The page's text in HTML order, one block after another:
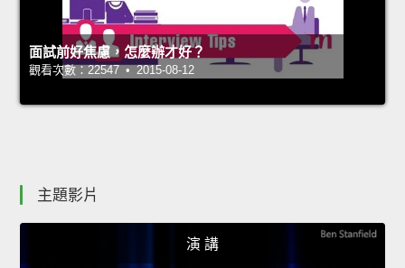
面試前好焦慮，怎麼辦才好？
觀看次數：22547 • 2015-08-12
主題影片
演 講